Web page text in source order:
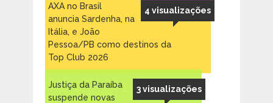
4 visualizações
AXA no Brasil
anuncia Sardenha, na
Itália, e João
Pessoa/PB como destinos da
Top Club 2026
3 visualizações
Justiça da Paraíba
suspende novas